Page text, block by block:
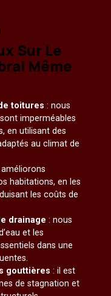
Sur Le
Même
toitures : nous
imperméables
en utilisant des
au climat de
habitations, en les
les coûts de
drainage : nous
et les
dans une
gouttières : il est
de stagnation et